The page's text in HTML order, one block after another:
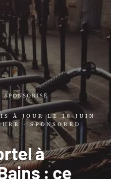
SPONSORISÉ
À JOUR LE18 JUIN
· SPONSORED
à
: ce